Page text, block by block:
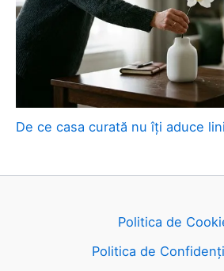
De ce casa curată nu îți aduce
Politica de
Politica de